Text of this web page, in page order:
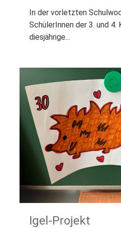
In der vorletzten
SchülerInnen der 3. und 4.
diesjährige...
Igel-Projekt